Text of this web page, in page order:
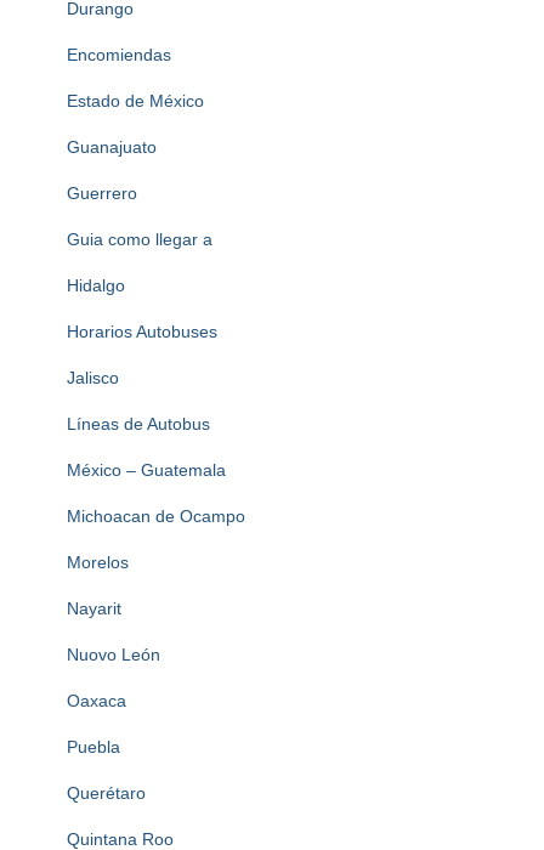
Durango
Encomiendas
Estado de México
Guanajuato
Guerrero
Guia como llegar a
Hidalgo
Horarios Autobuses
Jalisco
Líneas de Autobus
México – Guatemala
Michoacan de Ocampo
Morelos
Nayarit
Nuovo León
Oaxaca
Puebla
Querétaro
Quintana Roo